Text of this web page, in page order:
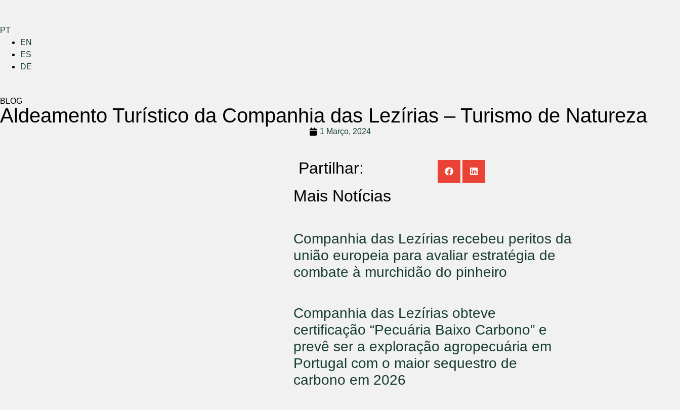
PT
EN
ES
DE
BLOG
Aldeamento Turístico da Companhia das Lezírias – Turismo de Natureza
1 Março, 2024
Partilhar:
Mais Notícias
Companhia das Lezírias recebeu peritos da
união europeia para avaliar estratégia de
combate à murchidão do pinheiro
Companhia das Lezírias obteve
certificação “Pecuária Baixo Carbono” e
prevê ser a exploração agropecuária em
Portugal com o maior sequestro de
carbono em 2026